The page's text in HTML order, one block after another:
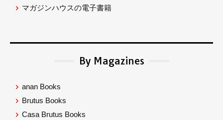
マガジンハウスの電子書籍
By Magazines
anan Books
Brutus Books
Casa Brutus Books